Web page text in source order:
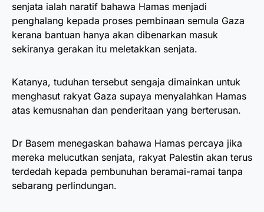
senjata ialah naratif bahawa Hamas menjadi
penghalang kepada proses pembinaan semula Gaza
kerana bantuan hanya akan dibenarkan masuk
sekiranya gerakan itu meletakkan senjata.
Katanya, tuduhan tersebut sengaja dimainkan untuk
menghasut rakyat Gaza supaya menyalahkan Hamas
atas kemusnahan dan penderitaan yang berterusan.
Dr Basem menegaskan bahawa Hamas percaya jika
mereka melucutkan senjata, rakyat Palestin akan terus
terdedah kepada pembunuhan beramai-ramai tanpa
sebarang perlindungan.